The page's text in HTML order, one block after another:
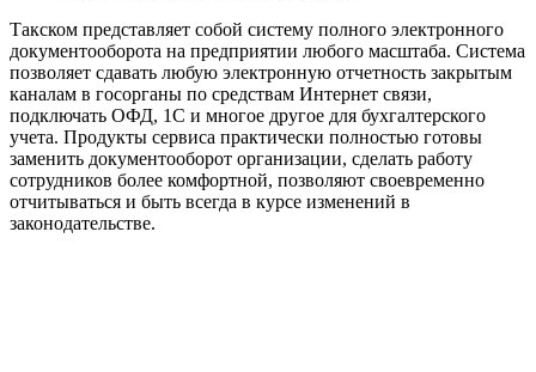
Такском представляет собой систему полного электронного
документооборота на предприятии любого масштаба. Система
позволяет сдавать любую электронную отчетность закрытым
каналам в госорганы по средствам Интернет связи,
подключать ОФД, 1С и многое другое для бухгалтерского
учета. Продукты сервиса практически полностью готовы
заменить документооборот организации, сделать работу
сотрудников более комфортной, позволяют своевременно
отчитываться и быть всегда в курсе изменений в
законодательстве.